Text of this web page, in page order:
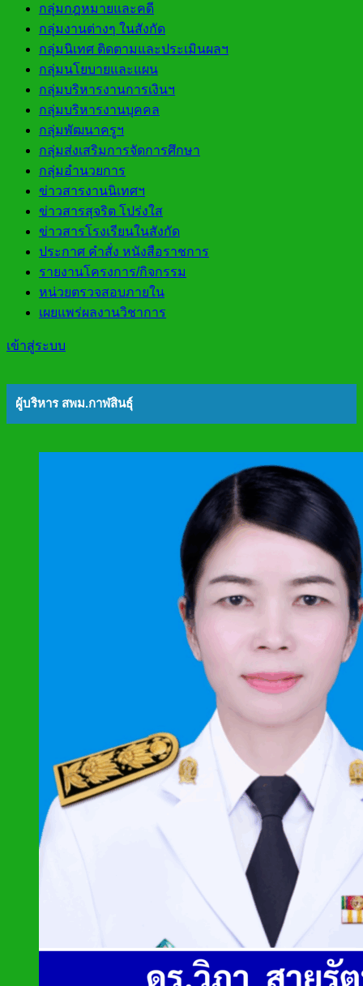
กลุ่มกฎหมายและคดี
กลุ่มงานต่างๆ ในสังกัด
กลุ่มนิเทศ ติดตามและประเมินผลฯ
กลุ่มนโยบายและแผน
กลุ่มบริหารงานการเงินฯ
กลุ่มบริหารงานบุคคล
กลุ่มพัฒนาครูฯ
กลุ่มส่งเสริมการจัดการศึกษา
กลุ่มอำนวยการ
ข่าวสารงานนิเทศฯ
ข่าวสารสุจริต โปร่งใส
ข่าวสารโรงเรียนในสังกัด
ประกาศ คำสั่ง หนังสือราชการ
รายงานโครงการ/กิจกรรม
หน่วยตรวจสอบภายใน
เผยแพร่ผลงานวิชาการ
เข้าสู่ระบบ
ผู้บริหาร สพม.กาฬสินธุ์